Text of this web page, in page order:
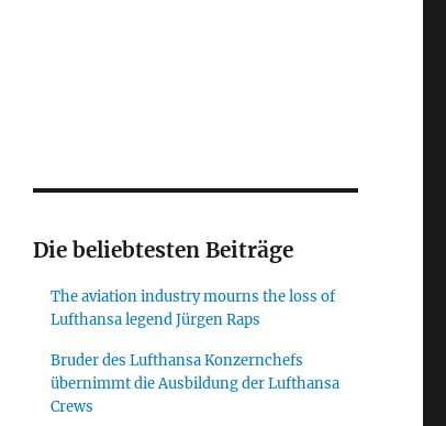
Die beliebtesten Beiträge
The aviation industry mourns the loss of
Lufthansa legend Jürgen Raps
Bruder des Lufthansa Konzernchefs
übernimmt die Ausbildung der Lufthansa
Crews